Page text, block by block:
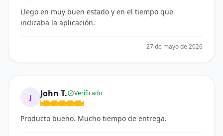
Llego en muy buen estado y en el tiempo que
indicaba la aplicación.
27 de mayo de 2026
J John T. Verificado
Producto bueno. Mucho tiempo de entrega.